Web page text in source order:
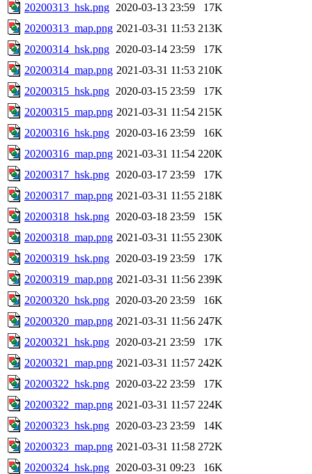
20200313_hsk.png 2020-03-13 23:59
17K
20200313_map.png 2021-03-31 11:53 213K
20200314_hsk.png 2020-03-14 23:59
17K
20200314_map.png 2021-03-31 11:53 210K
20200315_hsk.png 2020-03-15 23:59
17K
20200315_map.png 2021-03-31 11:54 215K
20200316_hsk.png 2020-03-16 23:59
16K
20200316_map.png 2021-03-31 11:54 220K
20200317_hsk.png 2020-03-17 23:59
17K
20200317_map.png 2021-03-31 11:55 218K
20200318_hsk.png 2020-03-18 23:59
15K
20200318_map.png 2021-03-31 11:55 230K
20200319_hsk.png 2020-03-19 23:59
17K
20200319_map.png 2021-03-31 11:56 239K
20200320_hsk.png 2020-03-20 23:59
16K
20200320_map.png 2021-03-31 11:56 247K
20200321_hsk.png 2020-03-21 23:59
17K
20200321_map.png 2021-03-31 11:57 242K
20200322_hsk.png 2020-03-22 23:59
17K
20200322_map.png 2021-03-31 11:57 224K
20200323_hsk.png 2020-03-23 23:59
14K
20200323_map.png 2021-03-31 11:58 272K
20200324_hsk.png 2020-03-31 09:23
16K